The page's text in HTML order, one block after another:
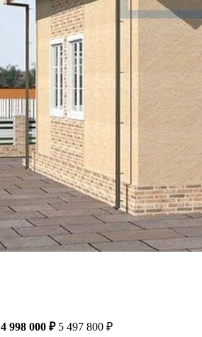
4 998 000 ₽ 5 497 800 ₽